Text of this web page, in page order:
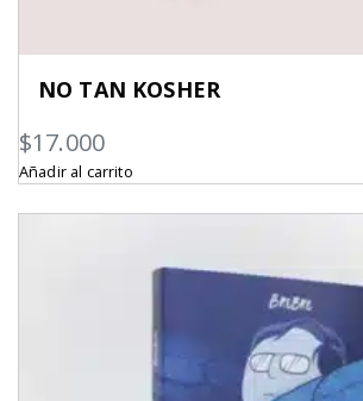
NO TAN KOSHER
$17.000
Añadir al carrito